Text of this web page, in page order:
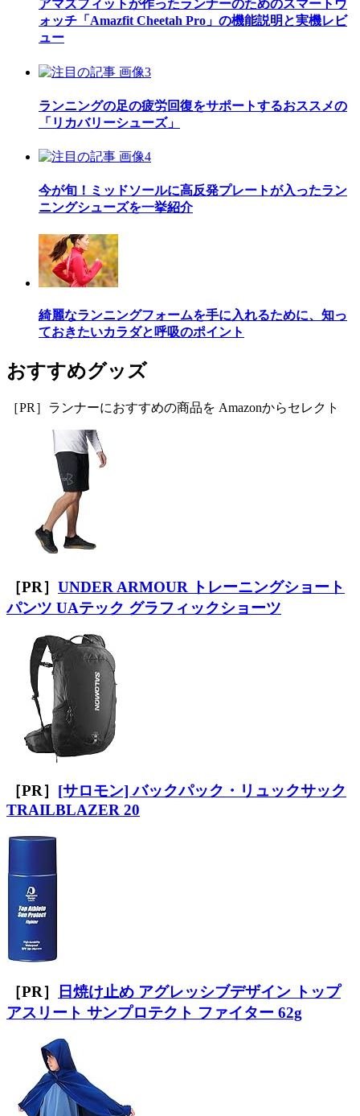
アマズフィットが作ったランナーのためのスマートウ
ォッチ「Amazfit Cheetah Pro」の機能説明と実機レビ
ュー
ランニングの足の疲労回復をサポートするおススメの
「リカバリーシューズ」
今が旬！ミッドソールに高反発プレートが入ったラン
ニングシューズを一挙紹介
綺麗なランニングフォームを手に入れるために、知っ
ておきたいカラダと呼吸のポイント
おすすめグッズ
［PR］ランナーにおすすめの商品を Amazonからセレクト
［PR］ UNDER ARMOUR トレーニングショート
パンツ UAテック グラフィックショーツ
［PR］ [サロモン] バックパック・リュックサック
TRAILBLAZER 20
［PR］
日焼け止め アグレッシブデザイン トップ
アスリート サンプロテクト ファイター 62g